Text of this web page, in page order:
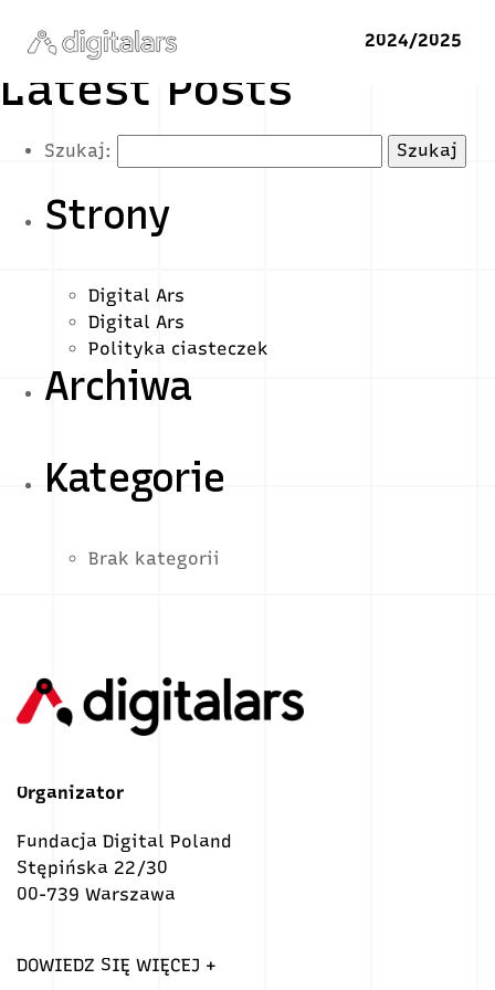
2024/2025
Latest Posts
Szukaj:
Strony
Digital Ars
Digital Ars
Polityka ciasteczek
Archiwa
Kategorie
Brak kategorii
Organizator
Fundacja Digital Poland
Stępińska 22/30
00-739 Warszawa
DOWIEDZ SIĘ WIĘCEJ +